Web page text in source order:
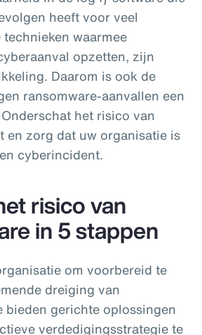
heeft voor veel
waarmee
opzetten, zijn
Daarom is ook de
ransomware-aanvallen een
het risico van
en zorg dat uw organisatie is
cyberincident.
risico van
in 5 stappen
om voorbereid te
dreiging van
bieden gerichte oplossingen
verdedigingsstrategie te